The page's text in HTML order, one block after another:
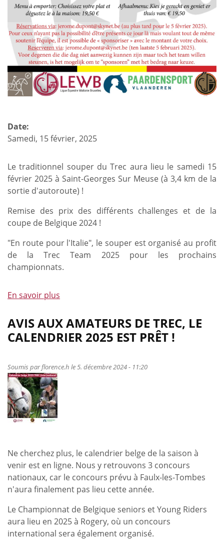
Date:
Samedi, 15 février, 2025
Le traditionnel souper du Trec aura lieu le samedi 15
février 2025 à Saint-Georges Sur Meuse (à 3,4 km de la
sortie d'autoroute) !
Remise des prix des différents challenges et de la
coupe de Belgique 2024 !
"En route pour l'Italie", le souper est organisé au profit
de la Trec Team 2025 pour les prochains
championnats.
En savoir plus
de
Souper
annuel
TREC
AVIS AUX AMATEURS DE TREC, LE
CALENDRIER 2025 EST PRÊT !
Soumis parflorence.h le 5. décembre 2024 - 11:20
Ne cherchez plus, le calendrier belge de la saison à
venir est en ligne. Nous y retrouvons 3 concours
nationaux, car le concours prévu à Faulx-les-Tombes
n'aura finalement pas lieu cette année.
Le Championnat de Belgique seniors et Young Riders
aura lieu en 2025 à Rogery, où un concours
international sera également organisé.